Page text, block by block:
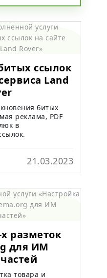
ссылок
Land
битых
реклама, PDF
в
21.03.2023
разметок
для ИМ
товара и